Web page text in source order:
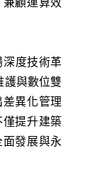
深度技術革
護與數位雙
異化管理
提升建築
發展與永